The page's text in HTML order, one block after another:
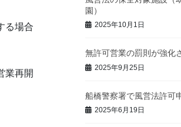
る場合
業再開
園）
2025年10月1日
無許可営業の罰則が強化
2025年9月25日
船橋警察署で風営法許可
2025年6月19日